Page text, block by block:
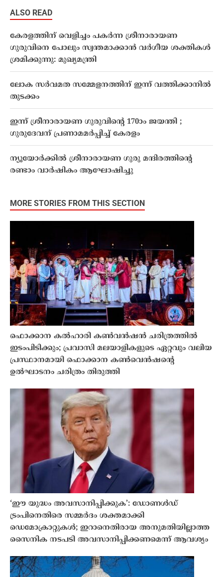
ALSO READ
കേരളത്തിന് വെളിച്ചം പകർന്ന ശ്രീനാരായണ
ഗുരുവിനെ പോലും സ്വന്തമാക്കാൻ വർഗീയ ശക്തികൾ
ശ്രമിക്കുന്നു: മുഖ്യമന്ത്രി
ലോക സർവമത സമ്മേളനത്തിന് ഇന്ന് വത്തിക്കാനിൽ
തുടക്കം
ഇന്ന് ശ്രീനാരായണ ഗുരുവിന്റെ 170ാം ജയന്തി ;
ഗുരുദേവന് പ്രണാമമര്‍പ്പിച്ച് കേരളം
ന്യൂയോർക്കിൽ ശ്രീനാരായണ ഗുരു മന്ദിരത്തിന്റെ
രണ്ടാം വാർഷികം ആഘോഷിച്ചു
MORE STORIES FROM THIS SECTION
ഫൊക്കാന കൽഹാരി കൺവൻഷൻ ചരിത്രത്തിൽ
ഇടംപിടിക്കും; പ്രവാസി മലയാളികളുടെ ഏറ്റവും വലിയ
പ്രസ്ഥാനമായി ഫൊക്കാന കൺവെൻഷന്റെ
ഉൽഘാടനം ചരിത്രം തിരുത്തി
‘ഈ യുദ്ധം അവസാനിപ്പിക്കുക’: ഡോണൾഡ്
ട്രംപിനെതിരെ സമ്മർദം ശക്തമാക്കി
ഡെമോക്രാറ്റുകൾ; ഇറാനെതിരായ അനുമതിയില്ലാത്ത
സൈനിക നടപടി അവസാനിപ്പിക്കണമെന്ന് ആവശ്യം